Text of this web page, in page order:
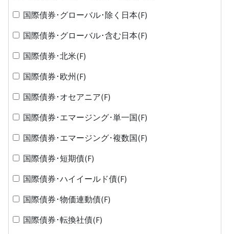
国際債券･グローバル･除く日本(F)
国際債券･グローバル･含む日本(F)
国際債券･北米(F)
国際債券･欧州(F)
国際債券･オセアニア(F)
国際債券･エマージング･単一国(F)
国際債券･エマージング･複数国(F)
国際債券･短期債(F)
国際債券･ハイイールド債(F)
国際債券･物価連動債(F)
国際債券･転換社債(F)